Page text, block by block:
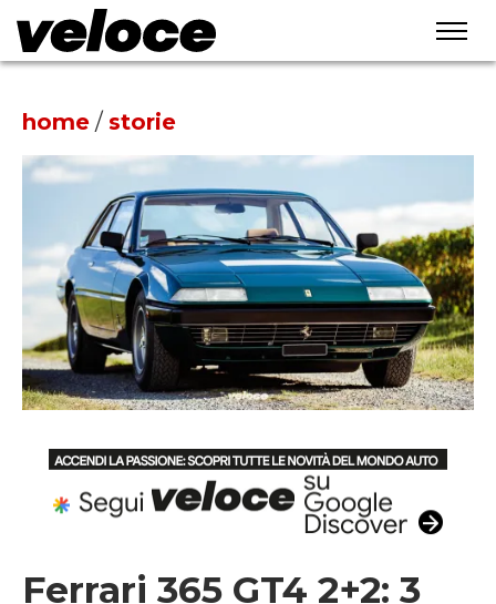
home / storie
Ferrari 365 GT4 2+2: 3